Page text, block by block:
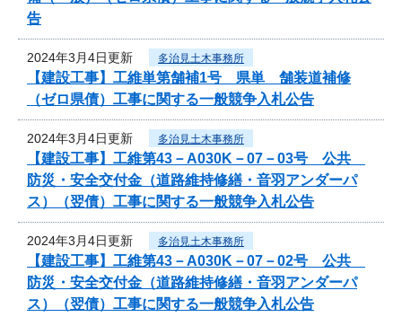
告
2024年3月4日更新 多治見土木事務所
【建設工事】工維単第舗補1号 県単 舗装道補修
（ゼロ県債）工事に関する一般競争入札公告
2024年3月4日更新 多治見土木事務所
【建設工事】工維第43－A030K－07－03号 公共
防災・安全交付金（道路維持修繕・音羽アンダーパ
ス）（翌債）工事に関する一般競争入札公告
2024年3月4日更新 多治見土木事務所
【建設工事】工維第43－A030K－07－02号 公共
防災・安全交付金（道路維持修繕・音羽アンダーパ
ス）（翌債）工事に関する一般競争入札公告